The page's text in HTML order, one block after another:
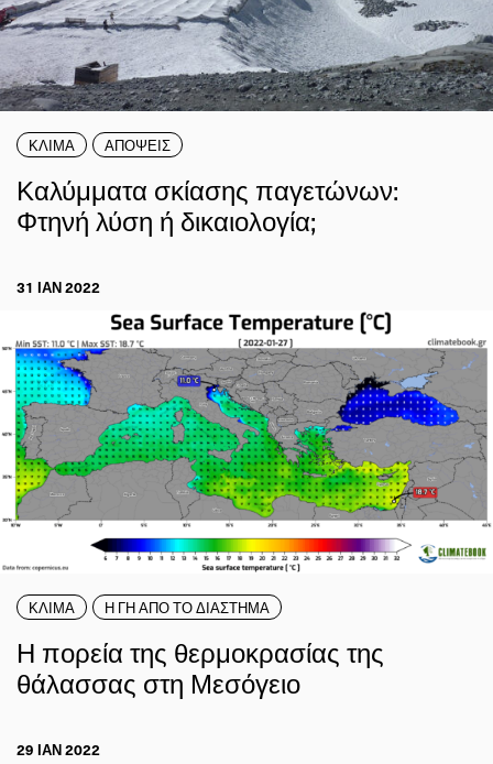
ΚΛΙΜΑ ΑΠΟΨΕΙΣ
Καλύμματα σκίασης παγετώνων:
Φτηνή λύση ή δικαιολογία;
31 ΙΑΝ 2022
ΚΛΙΜΑ Η ΓΗ ΑΠΟ ΤΟ ΔΙΑΣΤΗΜΑ
Η πορεία της θερμοκρασίας της
θάλασσας στη Μεσόγειο
29 ΙΑΝ 2022